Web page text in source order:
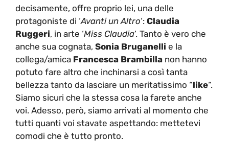
decisamente, offre proprio lei, una delle
protagoniste di ‘Avanti un Altro‘: Claudia
Ruggeri, in arte ‘Miss Claudia‘. Tanto è vero che
anche sua cognata, Sonia Bruganelli e la
collega/amica Francesca Brambilla non hanno
potuto fare altro che inchinarsi a così tanta
bellezza tanto da lasciare un meritatissimo “like“.
Siamo sicuri che la stessa cosa la farete anche
voi. Adesso, però, siamo arrivati al momento che
tutti quanti voi stavate aspettando: mettetevi
comodi che è tutto pronto.